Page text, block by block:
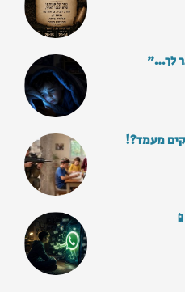
לך…"
מעמד?!